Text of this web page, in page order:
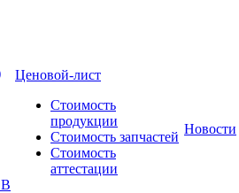
Ценовой-лист
Стоимость
продукции
Стоимость запчастей
Стоимость
аттестации
Новости